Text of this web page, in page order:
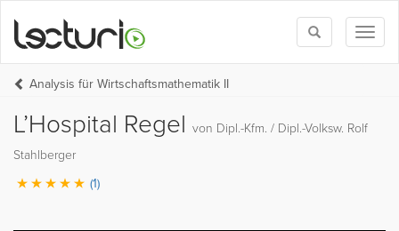
Toggle
search
Analysis für Wirtschaftsmathematik II
L’Hospital Regel von Dipl.-Kfm. / Dipl.-Volksw. Rolf
Stahlberger
(1)